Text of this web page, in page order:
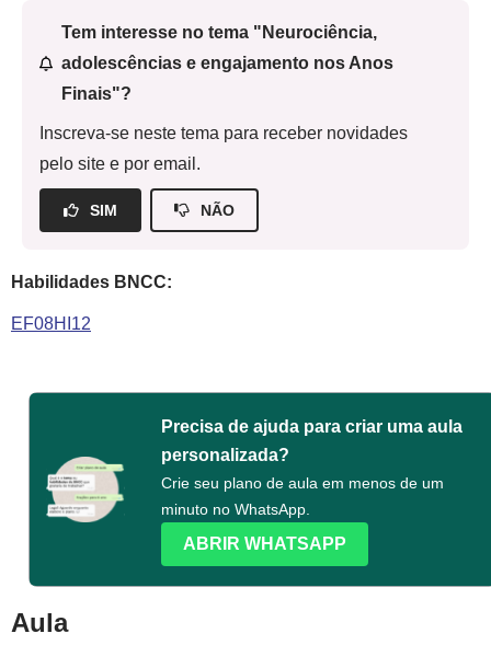
Tem interesse no tema "Neurociência,
adolescências e engajamento nos Anos
Finais"?
Inscreva-se neste tema para receber novidades
pelo site e por email.
SIM NÃO
Habilidades BNCC:
EF08HI12
Precisa de ajuda para criar uma aula
personalizada?
Crie seu plano de aula em menos de um
minuto no WhatsApp.
ABRIR WHATSAPP
Aula